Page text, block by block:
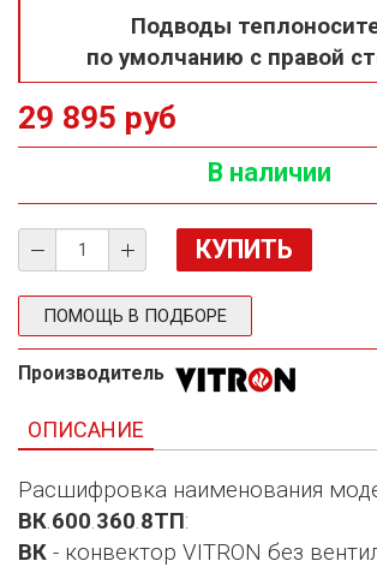
Подводы
по умолчанию с правой
29 895 руб
В наличии
ПОМОЩЬ В ПОДБОРЕ
Производитель
ОПИСАНИЕ
Расшифровка наименования
ВК.600.360.8ТП:
ВК - конвектор VITRON без